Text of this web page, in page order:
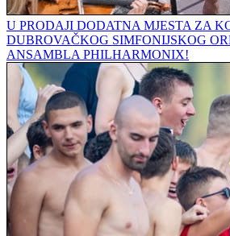
U PRODAJI DODATNA MJESTA ZA
DUBROVAČKOG SIMFONIJSKOG
ANSAMBLA PHILHARMONIX!